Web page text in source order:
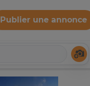
Publier une annonce